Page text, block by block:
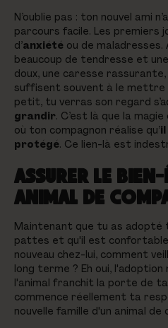
N’oublie pas : ton nouvel ami
parcours facile. Les
d’anxiété ou de
beaucoup de tendresse et
doux, une caresse
suffisent souvent à le mettre
petit, tu verras son regard
grandir. C’est là que la
où ton compagnon réalise qu’
protégé. Ce lien-là est
ASSURER LE
ANIMAL DE
Maintenant que tu as adopté
pattes et qu'il est
nouveau chez-lui, comment
long terme ? Eh oui,
l'animal franchit la porte de ta
commence réellement ta
nouvelle famille d'un animal de